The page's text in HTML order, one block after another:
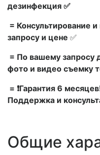
дезинфекция ✅
= Консультирование
запросу и цене ✅
= По вашему запросу
фото и видео съемку
= ❗Гарантия 6
Поддержка и
Общие